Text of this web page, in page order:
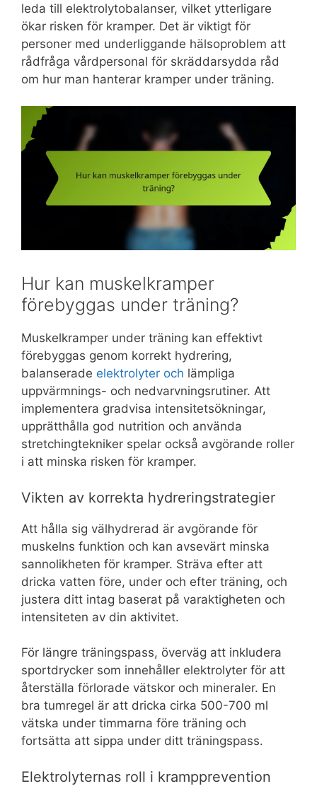
leda till elektrolytobalanser, vilket ytterligare
ökar risken för kramper. Det är viktigt för
personer med underliggande hälsoproblem att
rådfråga vårdpersonal för skräddarsydda råd
om hur man hanterar kramper under träning.
Hur kan muskelkramper
förebyggas under träning?
Muskelkramper under träning kan effektivt
förebyggas genom korrekt hydrering,
balanserade elektrolyter och lämpliga
uppvärmnings- och nedvarvningsrutiner. Att
implementera gradvisa intensitetsökningar,
upprätthålla god nutrition och använda
stretchingtekniker spelar också avgörande roller
i att minska risken för kramper.
Vikten av korrekta hydreringstrategier
Att hålla sig välhydrerad är avgörande för
muskelns funktion och kan avsevärt minska
sannolikheten för kramper. Sträva efter att
dricka vatten före, under och efter träning, och
justera ditt intag baserat på varaktigheten och
intensiteten av din aktivitet.
För längre träningspass, överväg att inkludera
sportdrycker som innehåller elektrolyter för att
återställa förlorade vätskor och mineraler. En
bra tumregel är att dricka cirka 500-700 ml
vätska under timmarna före träning och
fortsätta att sippa under ditt träningspass.
Elektrolyternas roll i krampprevention